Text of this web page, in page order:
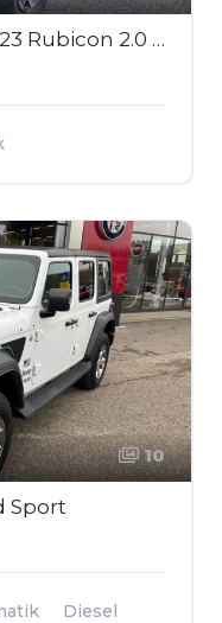
JEEP Wrangler PHEV MY23 Rubicon 2.0 GME 380 PS At 4xe
10
Sport
Diesel